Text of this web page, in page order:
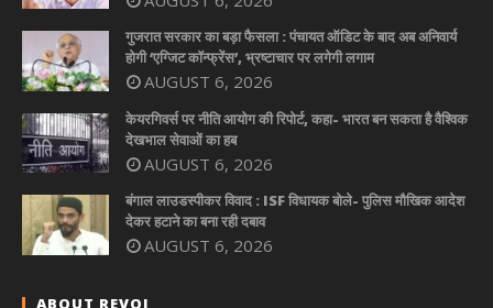
गुजरात सरकार का बड़ा फैसला : पंचायत ऑडिट के बाद अब अनिवार्य
होगी ‘एग्जिट कॉन्फ्रेंस’, भ्रष्टाचार पर लगेगी लगाम
AUGUST 6, 2026
केयरगिवर्स पर नीति आयोग की रिपोर्ट, कहा- भारत बन सकता है वैश्विक
देखभाल सेवाओं का हब
AUGUST 6, 2026
बंगाल लाउडस्पीकर विवाद : ISF विधायक बोले- पुलिस मौखिक आदेश
देकर हटाने का बना रही दबाव
AUGUST 6, 2026
ABOUT REVOI